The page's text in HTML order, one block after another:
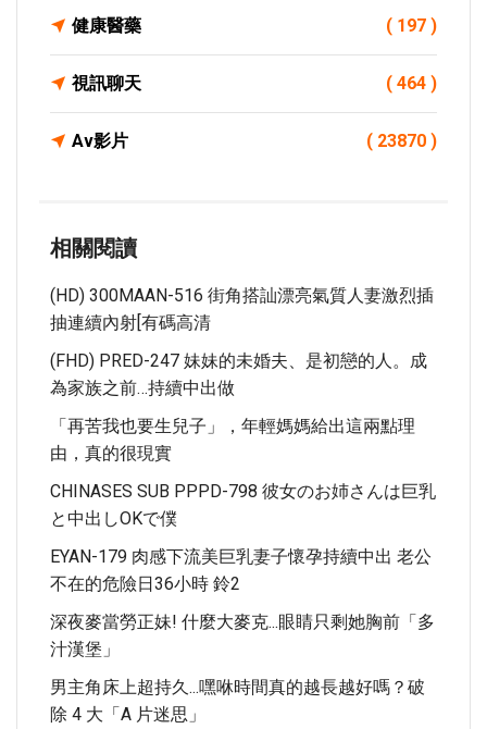
健康醫藥 ( 197 )
視訊聊天 ( 464 )
Av影片 ( 23870 )
相關閱讀
(HD) 300MAAN-516 街角搭訕漂亮氣質人妻激烈插
抽連續內射[有碼高清
(FHD) PRED-247 妹妹的未婚夫、是初戀的人。成
為家族之前…持續中出做
「再苦我也要生兒子」，年輕媽媽給出這兩點理
由，真的很現實
CHINASES SUB PPPD-798 彼女のお姉さんは巨乳
と中出しOKで僕
EYAN-179 肉感下流美巨乳妻子懷孕持續中出 老公
不在的危險日36小時 鈴2
深夜麥當勞正妹! 什麼大麥克...眼睛只剩她胸前「多
汁漢堡」
男主角床上超持久...嘿咻時間真的越長越好嗎？破
除 4 大「A 片迷思」